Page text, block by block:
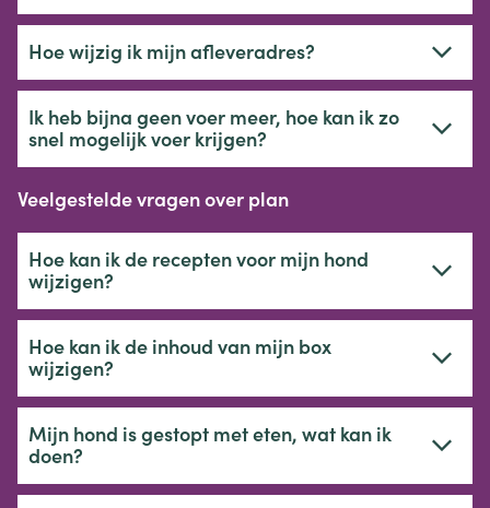
Hoe wijzig ik mijn afleveradres?
Ik heb bijna geen voer meer, hoe kan ik zo
snel mogelijk voer krijgen?
Veelgestelde vragen over plan
Hoe kan ik de recepten voor mijn hond
wijzigen?
Hoe kan ik de inhoud van mijn box
wijzigen?
Mijn hond is gestopt met eten, wat kan ik
doen?